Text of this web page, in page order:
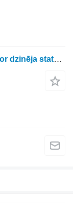
Mercedes-Benz OM352 Claas Dominator dzinēja statņa detaļu galva dzinējs paredzēts Claas